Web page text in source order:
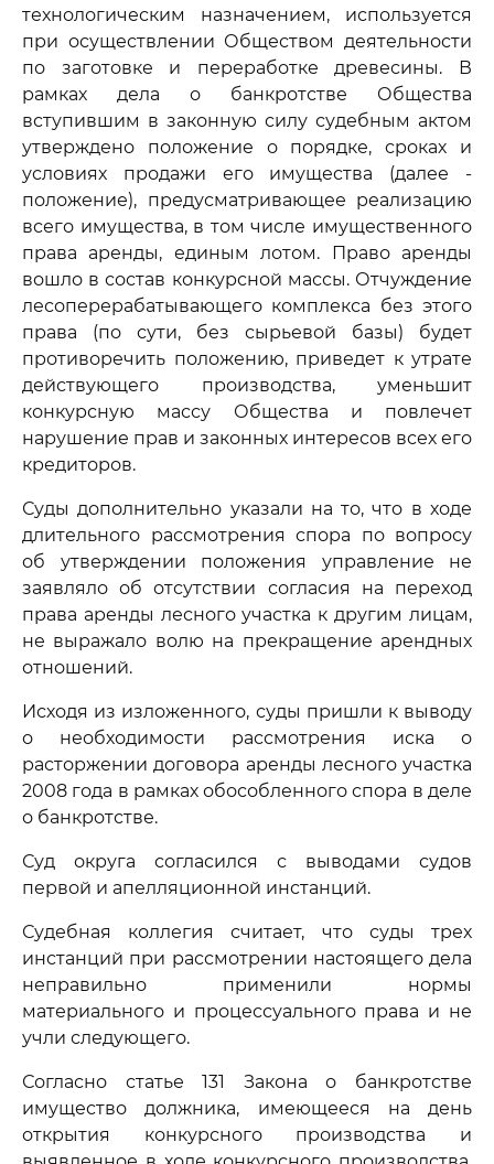
технологическим назначением, используется
при осуществлении Обществом деятельности
по заготовке и переработке древесины. В
рамках дела о банкротстве Общества
вступившим в законную силу судебным актом
утверждено положение о порядке, сроках и
условиях продажи его имущества (далее -
положение), предусматривающее реализацию
всего имущества, в том числе имущественного
права аренды, единым лотом. Право аренды
вошло в состав конкурсной массы. Отчуждение
лесоперерабатывающего комплекса без этого
права (по сути, без сырьевой базы) будет
противоречить положению, приведет к утрате
действующего производства, уменьшит
конкурсную массу Общества и повлечет
нарушение прав и законных интересов всех его
кредиторов.
Суды дополнительно указали на то, что в ходе
длительного рассмотрения спора по вопросу
об утверждении положения управление не
заявляло об отсутствии согласия на переход
права аренды лесного участка к другим лицам,
не выражало волю на прекращение арендных
отношений.
Исходя из изложенного, суды пришли к выводу
о необходимости рассмотрения иска о
расторжении договора аренды лесного участка
2008 года в рамках обособленного спора в деле
о банкротстве.
Суд округа согласился с выводами судов
первой и апелляционной инстанций.
Судебная коллегия считает, что суды трех
инстанций при рассмотрении настоящего дела
неправильно применили нормы
материального и процессуального права и не
учли следующего.
Согласно статье 131 Закона о банкротстве
имущество должника, имеющееся на день
открытия конкурсного производства и